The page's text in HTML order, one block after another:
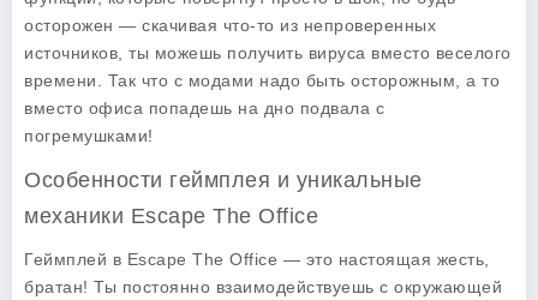
осторожен — скачивая что-то из непроверенных
источников, ты можешь получить вируса вместо веселого
времени. Так что с модами надо быть осторожным, а то
вместо офиса попадешь на дно подвала с
погремушками!
Особенности геймплея и уникальные
механики Escape The Office
Геймплей в Escape The Office — это настоящая жесть,
братан! Ты постоянно взаимодействуешь с окружающей